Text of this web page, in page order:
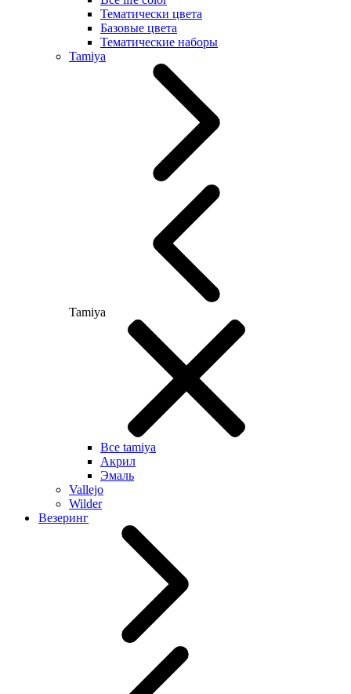
Тематически цвета
Базовые цвета
Тематические наборы
Tamiya
Tamiya
Все tamiya
Акрил
Эмаль
Vallejo
Wilder
Везеринг